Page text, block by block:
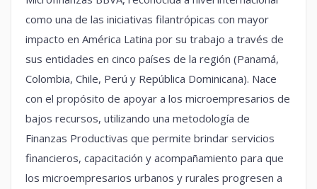
como una de las iniciativas filantrópicas con mayor
impacto en América Latina por su trabajo a través de
sus entidades en cinco países de la región (Panamá,
Colombia, Chile, Perú y República Dominicana). Nace
con el propósito de apoyar a los microempresarios de
bajos recursos, utilizando una metodología de
Finanzas Productivas que permite brindar servicios
financieros, capacitación y acompañamiento para que
los microempresarios urbanos y rurales progresen a